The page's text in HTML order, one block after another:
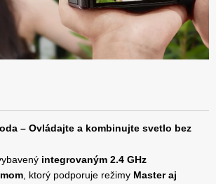
– Ovládajte a kombinujte svetlo bez
integrovaným 2.4 GHz
, ktorý podporuje režimy Master aj